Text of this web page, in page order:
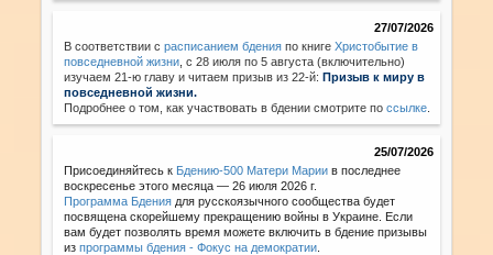
27/07/2026
В соответствии с расписанием бдения по книгеХристобытие в
повседневной жизни с 28 июля по 5 августа (включительно)
изучаем 21-ю главу и читаем призыв из 22-й:Призыв к миру в
повседневной жизни.
Подробнее о том, как участвовать в бдении смотрите поссылке
25/07/2026
Присоединяйтесь к Бдению-500 Матери Марии в последнее
воскресенье этого месяца — 26 июля 2026 г.
Программа Бдения для русскоязычного сообщества будет
посвящена скорейшему прекращению войны в Украине. Если
вам будет позволять время можете включить в бдение призывы
изпрограммы бдения - Фокус на демократии